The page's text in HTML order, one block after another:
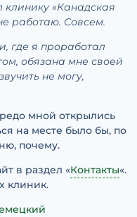
клинику «Канадская
работаю. Совсем.
где я проработал
обязана мне своей
не могу,
мной открылись
на месте было бы, по
почему.
в раздел «Контакты«.
клиник.